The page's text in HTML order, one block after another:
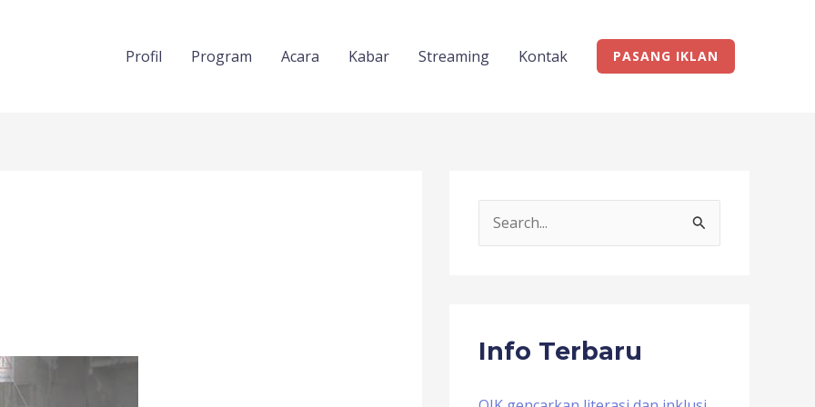
Profil Program Acara Kabar Streaming Kontak PASANG IKLAN
c
f
Info Terbaru